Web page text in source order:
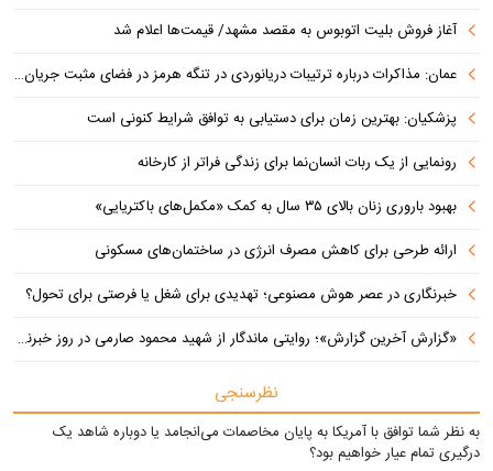
آغاز فروش بلیت اتوبوس به مقصد مشهد/ قیمت‌ها اعلام شد
عمان: مذاکرات درباره ترتیبات دریانوردی در تنگه هرمز در فضای مثبت جریان دارد
پزشکیان‌: بهترین زمان برای دستیابی به توافق شرایط کنونی است
رونمایی از یک ربات انسان‌نما برای زندگی فراتر از کارخانه
بهبود باروری زنان بالای ۳۵ سال به کمک «مکمل‌های باکتریایی»
ارائه طرحی برای کاهش مصرف انرژی در ساختمان‌های مسکونی
خبرنگاری در عصر هوش مصنوعی؛ تهدیدی برای شغل یا فرصتی برای تحول؟
«گزارش آخرین گزارش»؛ روایتی ماندگار از شهید محمود صارمی در روز خبرنگار
نظرسنجی
به نظر شما توافق با آمریکا به پایان مخاصمات می‌انجامد یا دوباره شاهد یک
درگیری تمام عیار خواهیم بود؟